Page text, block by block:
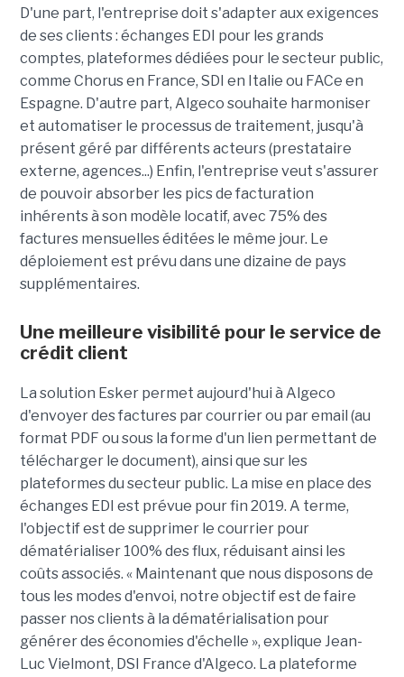
D'une part, l'entreprise doit s'adapter aux exigences
de ses clients : échanges EDI pour les grands
comptes, plateformes dédiées pour le secteur public,
comme Chorus en France, SDI en Italie ou FACe en
Espagne. D'autre part, Algeco souhaite harmoniser
et automatiser le processus de traitement, jusqu'à
présent géré par différents acteurs (prestataire
externe, agences...) Enfin, l'entreprise veut s'assurer
de pouvoir absorber les pics de facturation
inhérents à son modèle locatif, avec 75% des
factures mensuelles éditées le même jour. Le
déploiement est prévu dans une dizaine de pays
supplémentaires.
Une meilleure visibilité pour le service de
crédit client
La solution Esker permet aujourd'hui à Algeco
d'envoyer des factures par courrier ou par email (au
format PDF ou sous la forme d'un lien permettant de
télécharger le document), ainsi que sur les
plateformes du secteur public. La mise en place des
échanges EDI est prévue pour fin 2019. A terme,
l'objectif est de supprimer le courrier pour
dématérialiser 100% des flux, réduisant ainsi les
coûts associés. « Maintenant que nous disposons de
tous les modes d'envoi, notre objectif est de faire
passer nos clients à la dématérialisation pour
générer des économies d'échelle », explique Jean-
Luc Vielmont, DSI France d'Algeco. La plateforme